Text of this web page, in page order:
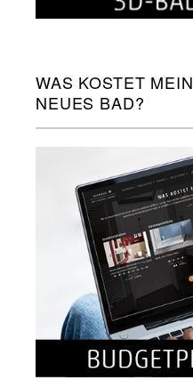
WAS KOSTET MEIN
NEUES BAD?